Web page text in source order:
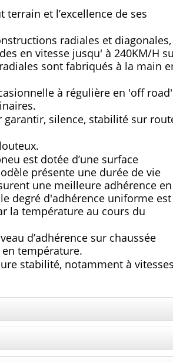
et l’excellence de ses
radiales et diagonales,
en vitesse jusqu' à 240KM/H
sont fabriqués à la main
à régulière en 'off road'
silence, stabilité sur
est dotée d’une surface
présente une durée de vie
une meilleure adhérence en
degré d'adhérence uniforme est
la température au cours du
d’adhérence sur chaussée
température.
stabilité, notamment à vitesses